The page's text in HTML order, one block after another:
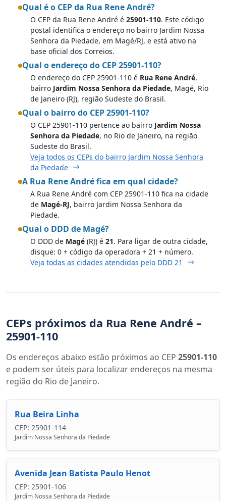
Qual é o CEP da Rua Rene André?
O CEP da Rua Rene André é 25901-110. Este código
postal identifica o endereço no bairro Jardim Nossa
Senhora da Piedade, em Magé/RJ, e está ativo na
base oficial dos Correios.
Qual o endereço do CEP 25901-110?
O endereço do CEP 25901-110 é Rua Rene André,
bairro Jardim Nossa Senhora da Piedade, Magé, Rio
de Janeiro (RJ), região Sudeste do Brasil.
Qual o bairro do CEP 25901-110?
O CEP 25901-110 pertence ao bairro Jardim Nossa
Senhora da Piedade, no Rio de Janeiro, na região
Sudeste do Brasil.
Veja todos os CEPs do bairro Jardim Nossa Senhora
da Piedade
A Rua Rene André fica em qual cidade?
A Rua Rene André com CEP 25901-110 fica na cidade
de Magé-RJ, bairro Jardim Nossa Senhora da
Piedade.
Qual o DDD de Magé?
O DDD de Magé (RJ) é 21. Para ligar de outra cidade,
disque: 0 + código da operadora + 21 + número.
Veja todas as cidades atendidas pelo DDD 21
CEPs próximos da Rua Rene André –
25901-110
Os endereços abaixo estão próximos ao CEP 25901-110
e podem ser úteis para localizar endereços na mesma
região do Rio de Janeiro.
Rua Beira Linha
CEP: 25901-114
Jardim Nossa Senhora da Piedade
Avenida Jean Batista Paulo Henot
CEP: 25901-106
Jardim Nossa Senhora da Piedade